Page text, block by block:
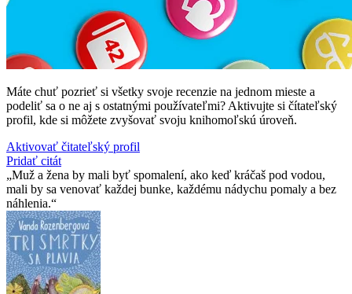
Máte chuť pozrieť si všetky svoje recenzie na jednom mieste a
podeliť sa o ne aj s ostatnými používateľmi? Aktivujte si čítateľský
profil, kde si môžete zvyšovať svoju knihomoľskú úroveň.
Aktivovať čitateľský profil
Pridať citát
Muž a žena by mali byť spomalení, ako keď kráčaš pod vodou,
mali by sa venovať každej bunke, každému nádychu pomaly a bez
náhlenia.